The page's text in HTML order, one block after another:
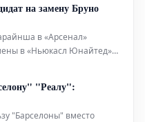
который
стр
на замену Бруно
в «Арсенал»
в «Ньюкасл Юнайтед»,
своего влиятельного
негативную реакцию со
"Реалу":
"Барселоны" вместо